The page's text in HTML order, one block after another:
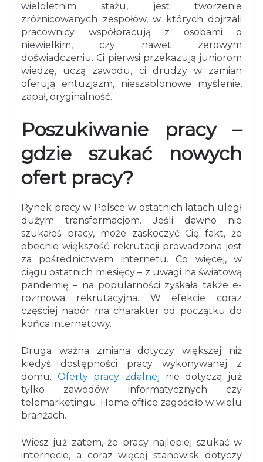
wieloletnim stażu, jest tworzenie
zróżnicowanych zespołów, w których dojrzali
pracownicy współpracują z osobami o
niewielkim, czy nawet zerowym
doświadczeniu. Ci pierwsi przekazują juniorom
wiedzę, uczą zawodu, ci drudzy w zamian
oferują entuzjazm, nieszablonowe myślenie,
zapał, oryginalność.
Poszukiwanie pracy –
gdzie szukać nowych
ofert pracy?
Rynek pracy w Polsce w ostatnich latach uległ
dużym transformacjom. Jeśli dawno nie
szukałeś pracy, może zaskoczyć Cię fakt, że
obecnie większość rekrutacji prowadzona jest
za pośrednictwem internetu. Co więcej, w
ciągu ostatnich miesięcy – z uwagi na światową
pandemię – na popularności zyskała także e-
rozmowa rekrutacyjna. W efekcie coraz
częściej nabór ma charakter od początku do
końca internetowy.
Druga ważna zmiana dotyczy większej niż
kiedyś dostępności pracy wykonywanej z
domu. Oferty pracy zdalnej nie dotyczą już
tylko zawodów informatycznych czy
telemarketingu. Home office zagościło w wielu
branżach.
Wiesz już zatem, że pracy najlepiej szukać w
internecie, a coraz więcej stanowisk dotyczy